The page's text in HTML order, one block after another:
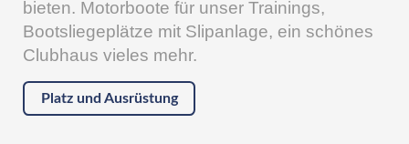
bieten. Motorboote für unser Trainings,
Bootsliegeplätze mit Slipanlage, ein schönes
Clubhaus vieles mehr.
Platz und Ausrüstung